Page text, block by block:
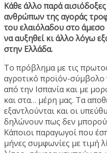
Κάθε άλλο παρά
ανθρώπων της αγοράς
του ελαιόλαδου στο άμεσο
να αυξηθεί κι άλλο λόγω
στην Ελλάδα.
Το πρόβλημα με τις
αγροτικό προϊόν-σύμβολο
από την Ισπανία και με
και στα… μέρη μας. Τα
εξαντλούνται και οι
δηλώνουν πως δεν
Κάποιοι παραγωγοί που
μήνες συμφωνίες με τιμή